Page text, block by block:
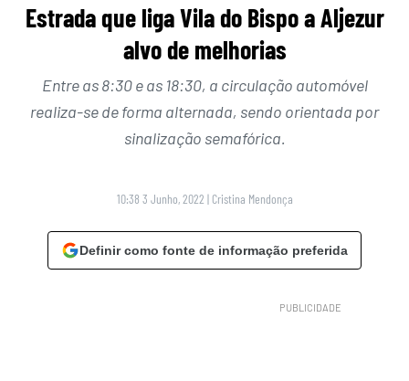
Estrada que liga Vila do Bispo a Aljezur
alvo de melhorias
Entre as 8:30 e as 18:30, a circulação automóvel
realiza-se de forma alternada, sendo orientada por
sinalização semafórica.
10:38 3 Junho, 2022 | Cristina Mendonça
Definir como fonte de informação preferida